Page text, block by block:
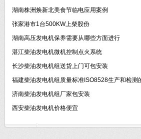
湖南株洲焕新北美食节临电应用案例
张家港市1台500KW上柴股份
湖南高压发电机保养需要从哪些方面进行
湛江柴油发电机微机控制点火系统
长沙柴油发电机组送货上门可包安装
福建柴油发电机组质量标准ISO8528生产和检测
济南柴油发电机组厂家包安装
西安柴油发电机价格便宜